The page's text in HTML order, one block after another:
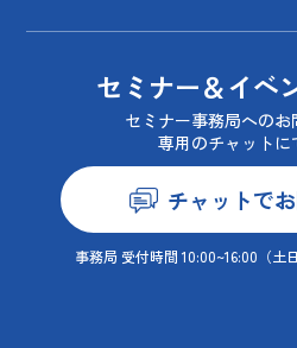
セミナー＆イベ
セミナー事務局へのお
専用のチャットに
チャットで
事務局 受付時間 10:00~16:00 （土